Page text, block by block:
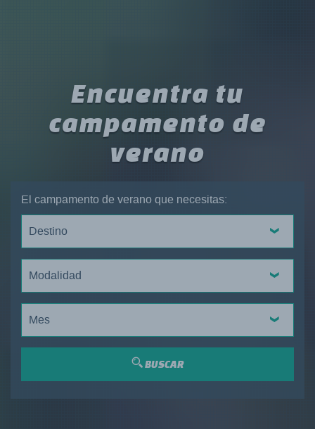
Encuentra tu
campamento de
verano
El campamento de verano que necesitas:
Destino
Modalidad
Mes
BUSCAR